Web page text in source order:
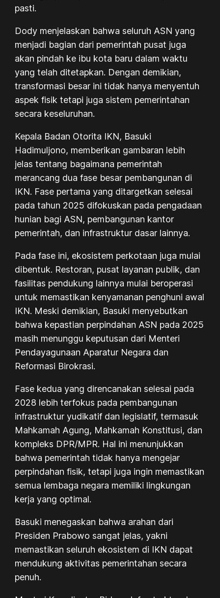
pasti.
Dody menjelaskan bahwa seluruh ASN yang
menjadi bagian dari pemerintah pusat juga
akan pindah ke ibu kota baru dalam waktu
yang telah ditetapkan. Dengan demikian,
transformasi besar ini tidak hanya menyentuh
aspek fisik tetapi juga sistem pemerintahan
secara keseluruhan.
Kepala Badan Otorita IKN, Basuki
Hadimuljono, memberikan gambaran lebih
jelas tentang bagaimana pemerintah
merancang dua fase besar pembangunan di
IKN. Fase pertama yang ditargetkan selesai
pada tahun 2025 difokuskan pada pengadaan
hunian bagi ASN, pembangunan kantor
pemerintah, dan infrastruktur dasar lainnya.
Pada fase ini, ekosistem perkotaan juga mulai
dibentuk. Restoran, pusat layanan publik, dan
fasilitas pendukung lainnya mulai beroperasi
untuk memastikan kenyamanan penghuni awal
IKN. Meski demikian, Basuki menyebutkan
bahwa kepastian perpindahan ASN pada 2025
masih menunggu keputusan dari Menteri
Pendayagunaan Aparatur Negara dan
Reformasi Birokrasi.
Fase kedua yang direncanakan selesai pada
2028 lebih terfokus pada pembangunan
infrastruktur yudikatif dan legislatif, termasuk
Mahkamah Agung, Mahkamah Konstitusi, dan
kompleks DPR/MPR. Hal ini menunjukkan
bahwa pemerintah tidak hanya mengejar
perpindahan fisik, tetapi juga ingin memastikan
semua lembaga negara memiliki lingkungan
kerja yang optimal.
Basuki menegaskan bahwa arahan dari
Presiden Prabowo sangat jelas, yakni
memastikan seluruh ekosistem di IKN dapat
mendukung aktivitas pemerintahan secara
penuh.